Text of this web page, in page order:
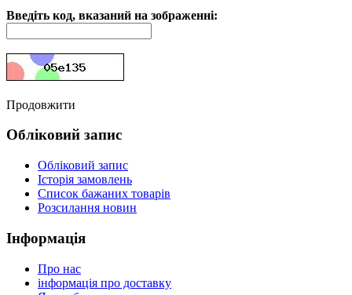
Введіть код, вказаний на зображенні:
Продовжити
Обліковий запис
Обліковий запис
Історія замовлень
Список бажаних товарів
Розсилання новин
Інформація
Про нас
інформація про доставку